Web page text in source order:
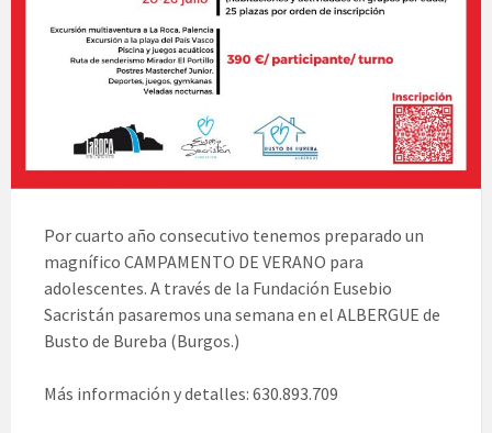
Por cuarto año consecutivo tenemos preparado un
magnífico CAMPAMENTO DE VERANO para
adolescentes. A través de la Fundación Eusebio
Sacristán pasaremos una semana en el ALBERGUE de
Busto de Bureba (Burgos.)
Más información y detalles: 630.893.709